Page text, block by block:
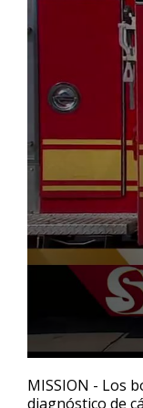
seconds
of
MISSION - Los
diagnóstico de